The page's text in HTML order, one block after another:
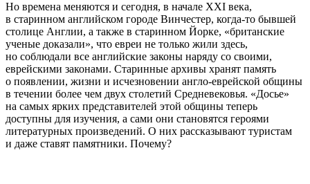
Но времена меняются и сегодня, в начале ХХI века,
в старинном английском городе Винчестер, когда-то бывшей
столице Англии, а также в старинном Йорке, «британские
ученые доказали», что евреи не только жили здесь,
но соблюдали все английские законы наряду со своими,
еврейскими законами. Старинные архивы хранят память
о появлении, жизни и исчезновении англо-еврейской общины
в течении более чем двух столетий Средневековья. «Досье»
на самых ярких представителей этой общины теперь
доступны для изучения, а сами они становятся героями
литературных произведений. О них рассказывают туристам
и даже ставят памятники. Почему?